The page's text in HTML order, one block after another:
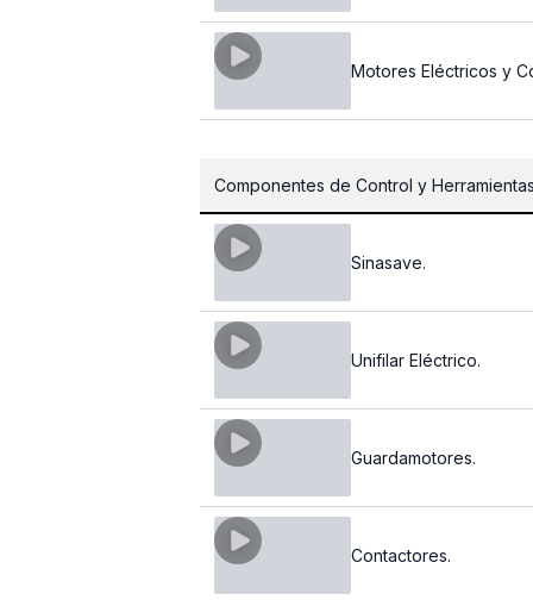
Motores Eléctricos y
Componentes de Control y
Sinasave.
Unifilar Eléctrico.
Guardamotores.
Contactores.